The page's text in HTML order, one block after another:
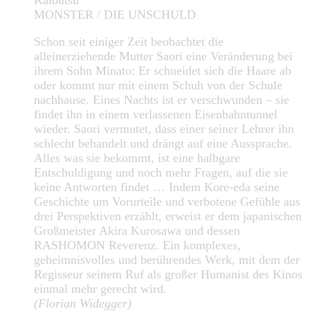
MONSTER / DIE UNSCHULD
Schon seit einiger Zeit beobachtet die
alleinerziehende Mutter Saori eine Veränderung bei
ihrem Sohn Minato: Er schneidet sich die Haare ab
oder kommt nur mit einem Schuh von der Schule
nachhause. Eines Nachts ist er verschwunden – sie
findet ihn in einem verlassenen Eisenbahntunnel
wieder. Saori vermutet, dass einer seiner Lehrer ihn
schlecht behandelt und drängt auf eine Aussprache.
Alles was sie bekommt, ist eine halbgare
Entschuldigung und noch mehr Fragen, auf die sie
keine Antworten findet … Indem Kore-eda seine
Geschichte um Vorurteile und verbotene Gefühle aus
drei Perspektiven erzählt, erweist er dem japanischen
Großmeister Akira Kurosawa und dessen
RASHOMON Reverenz. Ein komplexes,
geheimnisvolles und berührendes Werk, mit dem der
Regisseur seinem Ruf als großer Humanist des Kinos
einmal mehr gerecht wird.
(Florian Widegger)